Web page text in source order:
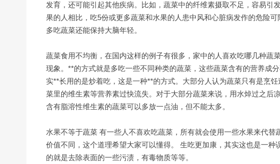
发育，还可能引起其他疾病。比如，蔬菜中的纤维素摄取不足，容易引
果的人相比，吃5份或更多蔬菜和水果的人患中风和心脏病发作的危险
多吃蔬菜还能保持大脑年轻。
蔬菜食用不均衡，在国内这样的例子有很多，家中的人喜欢吃哪几种蔬
现象。**的方式就是多吃一些不同种类的蔬菜，这些蔬菜含有的营养成
实**长用的是炒着吃，这是一种**的方式。大部分人认为蔬菜只有是烹
菜里的维生素等营养素过快流失。对于大部分蔬菜来说，用水焯过之后
含有脂溶性维生素的蔬菜可以多放一点油，但不能太多。
水果不等于蔬菜 有一些人不喜欢吃蔬菜，所有就会使用一些水果来代
价值不同，这个道理希望大家可以懂得。 生吃更加康，其实这也是一
的就是去除表面的一些污渍，有毒物质等等。